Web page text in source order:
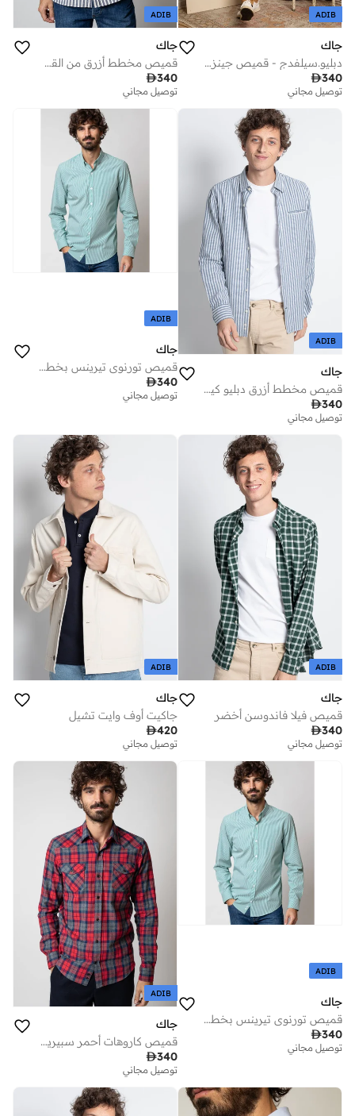
ADIB
جاك
دبليو.سيلفدج - قميص جينز فاتح 100% قطن
340
توصيل مجاني
ADIB
جاك
قميص مخطط أزرق من القطن العضوي المعتمد
340
توصيل مجاني
ADIB
جاك
قميص مخطط أزرق دبليو كيلارني
340
توصيل مجاني
ADIB
جاك
قميص تورنوي تيرينس بخطوط خضراء قطن عضوي 100%
340
توصيل مجاني
ADIB
جاك
قميص فيلا فاندوسن أخضر
340
توصيل مجاني
ADIB
جاك
جاكيت أوف وايت تشيل
420
توصيل مجاني
ADIB
جاك
قميص تورنوي تيرينس بخطوط خضراء قطن عضوي 100%
340
توصيل مجاني
ADIB
جاك
قميص كاروهات أحمر سبيريت بيو
340
توصيل مجاني